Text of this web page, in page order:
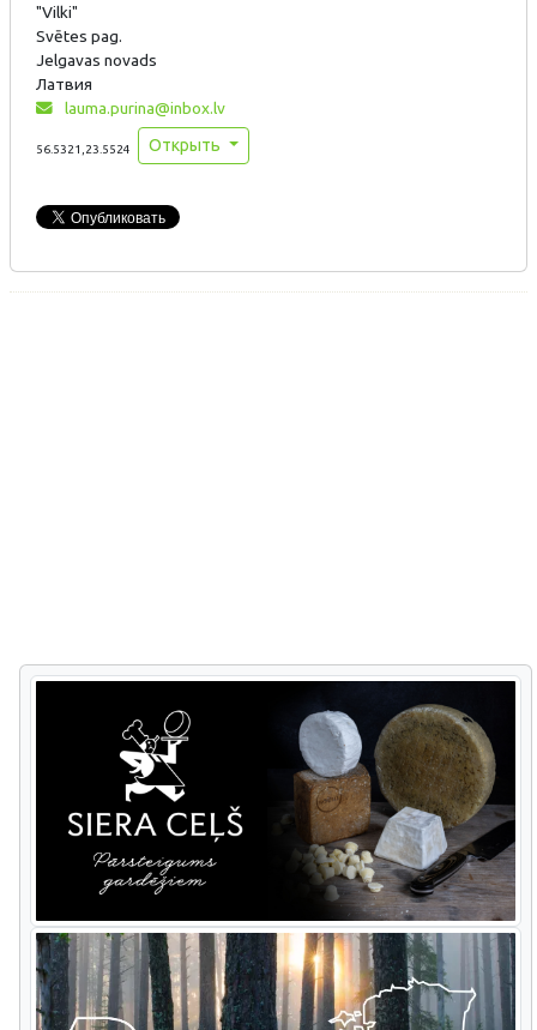
"Vilki"
Svētes pag.
Jelgavas novads
Латвия
lauma.purina@inbox.lv
56.5321,23.5524 Открыть